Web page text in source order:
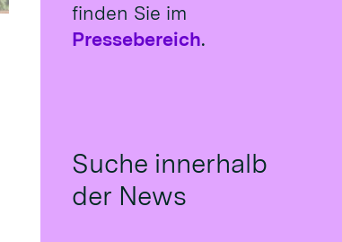
finden Sie im
Pressebereich.
Suche innerhalb
der News